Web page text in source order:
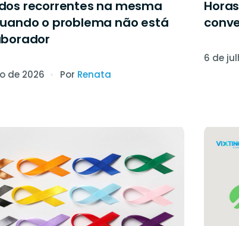
recorrentes na mesma
o problema não está
de 2026 Por Renata
6 de